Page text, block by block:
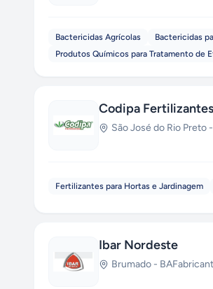
Bactericidas Agrícolas Bactericidas
Produtos Químicos para Tratamento de
Codipa Fertilizantes
São José do Rio Preto -
Fertilizantes para Hortas e Jardinagem
Ibar Nordeste
Brumado - BA